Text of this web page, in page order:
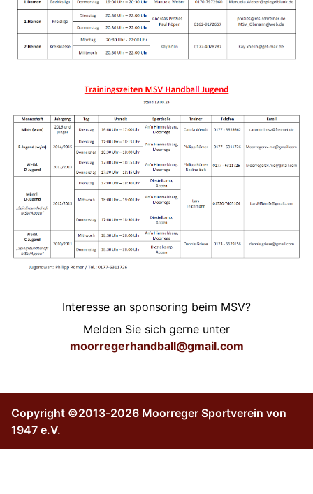
Interesse an sponsoring beim MSV?
Melden Sie sich gerne unter
moorregerhandball@gmail.com
Copyright ©2013-2026 Moorreger Sportverein von
1947 e.V.